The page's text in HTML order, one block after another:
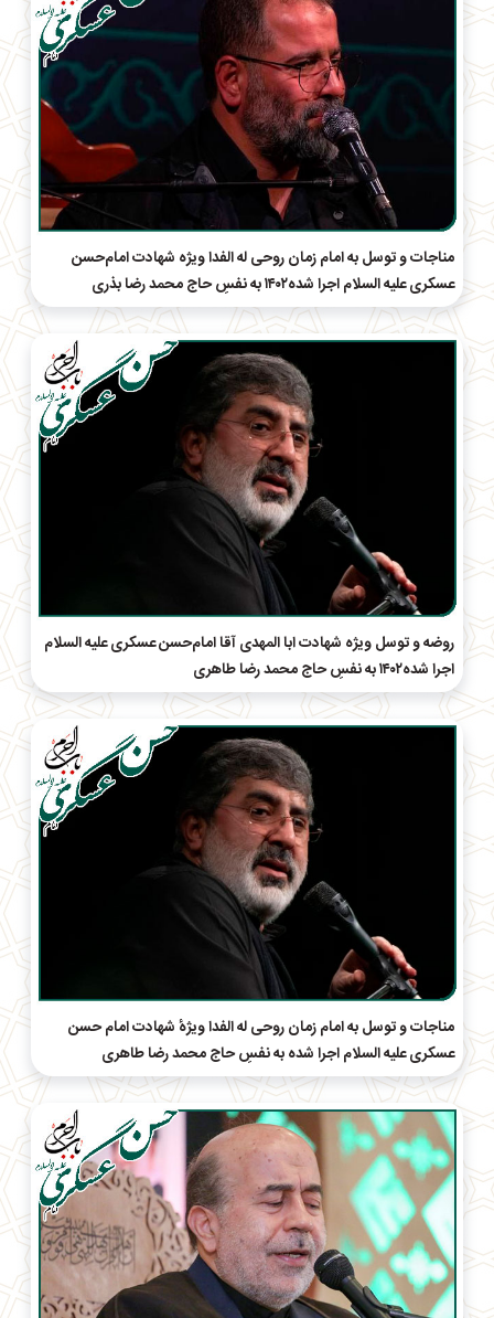
مناجات و توسل به امام زمان روحی له الفدا ویژه شهادت امام‌حسن
عسکری علیه السلام اجرا شده۱۴۰۲ به نفسِ حاج محمد رضا بذری
روضه و توسل ویژه شهادت ابا المهدی آقا امام‌حسن عسکری علیه السلام
اجرا شده۱۴۰۲ به نفسِ حاج محمد رضا طاهری
مناجات و توسل به امام زمان روحی له الفدا ویژهٔ شهادت امام حسن
عسکری علیه السلام اجرا شده به نفسِ حاج محمد رضا طاهری